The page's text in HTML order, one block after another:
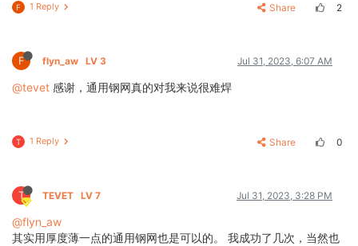
F 1 Reply Share 2
F flyn_aw LV 3 Jul 31, 2023, 6:07 AM
@tevet 感谢，通用钢网真的对我来说很难焊
T 1 Reply Share 0
T TEVET LV 7 Jul 31, 2023, 3:28 PM
@flyn_aw
其实用厚度薄一点的通用钢网也是可以的。 我成功了几次，当然也